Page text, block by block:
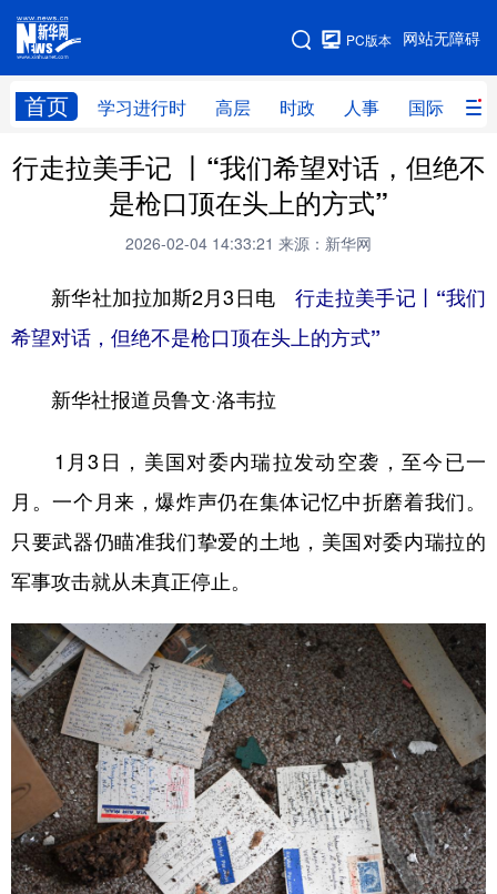
网站无障碍
PC版本
首页 学习进行时 高层 时政 人事 国际 财
网站地图
学习进行时 时政 人事
财经 网评
科技 科创 量子 体育
文化 书画 健康
访谈 视频
食品 人居 信息化 数字经济
学术中国 乡村振兴 银龄 溯源中国
城市 旅游
彩票 娱乐 时尚 悦读
公益 一带一路 亚太网 上市公司
文化产业
地方频道
北京 天津 河北 山西
行走拉美手记 丨“我们希望对话，但绝不
是枪口顶在头上的方式”
2026-02-04 14:33:21 来源：新华网
新华社加拉加斯2月3日电 行走拉美手记丨“我们
希望对话，但绝不是枪口顶在头上的方式”
新华社报道员鲁文·洛韦拉
1月3日，美国对委内瑞拉发动空袭，至今已一
月。一个月来，爆炸声仍在集体记忆中折磨着我们。
只要武器仍瞄准我们挚爱的土地，美国对委内瑞拉的
军事攻击就从未真正停止。